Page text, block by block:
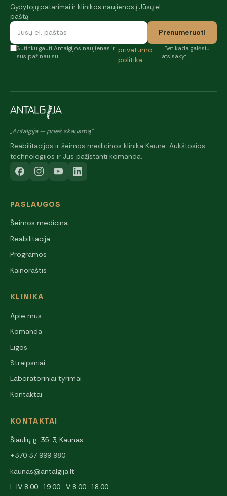
Gydytojų patarimai ir klinikos naujienos į Jūsų el.
paštą.
Prenumeruoti
Sutinku gauti Antalgijos naujienas ir
susipažinau su
privatumo
politika
. Bet kada galėsiu
atsisakyti.
„Antalgija — prieš skausmą"
Reabilitacijos ir šeimos medicinos klinika Kaune. Aukštosios
technologijos ir Jus pažįstanti komanda.
PASLAUGOS
Šeimos medicina
Reabilitacija
Programos
Kainoraštis
KLINIKA
Apie mus
Komanda
Ligos
Straipsniai
Laboratoriniai tyrimai
Kontaktai
KONTAKTAI
Šiaulių g. 35-3, Kaunas
+370 37 999 980
kaunas@antalgija.lt
I–IV 8:00–19:00 · V 8:00–18:00